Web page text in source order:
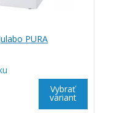
PURA
Vybrať
variant